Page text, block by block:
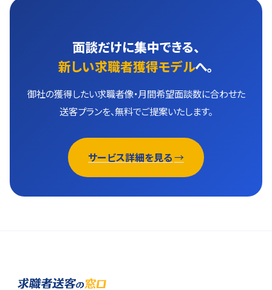
面談だけに集中できる、
新しい求職者獲得モデルへ。
御社の獲得したい求職者像・月間希望面談数に合わせた
送客プランを、無料でご提案いたします。
サービス詳細を見る